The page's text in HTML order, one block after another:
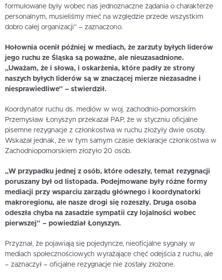
formułowane były wobec nas jednoznaczne żądania o charakterze
personalnym, musieliśmy mieć na względzie przede wszystkim
dobro całej organizacji” – zaznaczono.
Hołownia ocenił później w mediach, że zarzuty byłych liderów
jego ruchu ze Śląska są poważne, ale nieuzasadnione.
„Uważam, że i słowa, i oskarżenia, które padły ze strony
naszych byłych liderów są w znaczącej mierze niezasadne i
niesprawiedliwe” – stwierdził.
Koordynator ruchu ds. mediów w woj. zachodnio-pomorskim
Przemysław Łonyszyn przekazał PAP, że w styczniu oficjalne
pisemne rezygnacje z członkostwa w ruchu złożyły dwie osoby.
Wskazał jednak, że w tym samym czasie deklaracje członkostwa w
Zachodniopomorskiem złożyło 20 osób.
„W przypadku jednej z osób, które odeszły, temat rezygnacji
poruszany był od listopada. Podejmowane były różne formy
mediacji przy wsparciu zarządu głównego i koordynatorki
makroregionu, ale nasze drogi się rozeszły. Druga osoba
odeszła chyba na zasadzie sympatii czy lojalności wobec
pierwszej” – powiedział Łonyszyn.
Przyznał, że pojawiają się pojedyncze, nieoficjalne sygnały w
mediach społecznościowych wyrażające chęć odejścia z ruchu, ale
– zaznaczył – oficjalne rezygnacje nie zostały złożone.